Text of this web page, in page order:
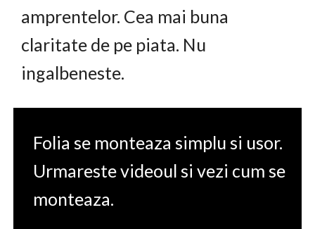
amprentelor. Cea mai buna
claritate de pe piata. Nu
ingalbeneste.
Folia se monteaza simplu si usor.
Urmareste videoul si vezi cum se
monteaza.